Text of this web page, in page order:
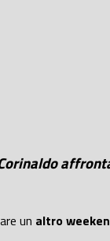
un altro